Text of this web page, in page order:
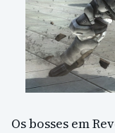
Os bosses em